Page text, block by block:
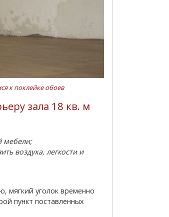
к поклейке обоев
зала 18 кв. м
мебели;
воздуха, легкости и
пункт поставленных